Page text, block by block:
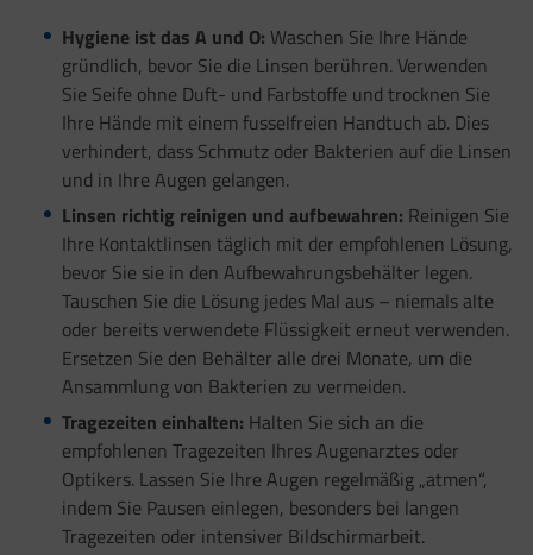
Hygiene ist das A und O: Waschen Sie Ihre Hände
gründlich, bevor Sie die Linsen berühren. Verwenden
Sie Seife ohne Duft- und Farbstoffe und trocknen Sie
Ihre Hände mit einem fusselfreien Handtuch ab. Dies
verhindert, dass Schmutz oder Bakterien auf die Linsen
und in Ihre Augen gelangen.
Linsen richtig reinigen und aufbewahren: Reinigen Sie
Ihre Kontaktlinsen täglich mit der empfohlenen Lösung,
bevor Sie sie in den Aufbewahrungsbehälter legen.
Tauschen Sie die Lösung jedes Mal aus – niemals alte
oder bereits verwendete Flüssigkeit erneut verwenden.
Ersetzen Sie den Behälter alle drei Monate, um die
Ansammlung von Bakterien zu vermeiden.
Tragezeiten einhalten: Halten Sie sich an die
empfohlenen Tragezeiten Ihres Augenarztes oder
Optikers. Lassen Sie Ihre Augen regelmäßig „atmen“,
indem Sie Pausen einlegen, besonders bei langen
Tragezeiten oder intensiver Bildschirmarbeit.